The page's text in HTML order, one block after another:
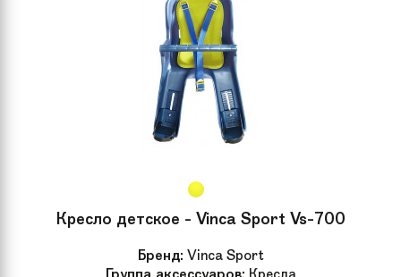
Кресло детское - Vinca Sport Vs-700
Бренд: Vinca Sport